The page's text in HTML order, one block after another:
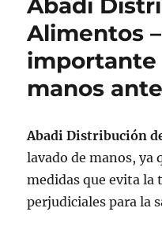
Abadi
Alimentos
importante
manos
Abadi Distribución
lavado de manos, ya
medidas que evita la
perjudiciales para la